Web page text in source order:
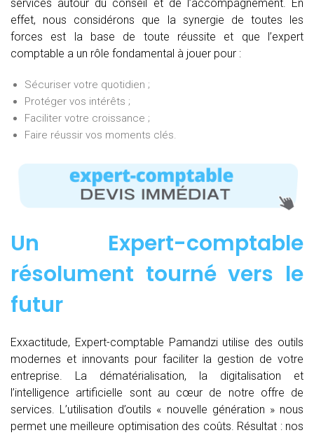
services autour du conseil et de l’accompagnement. En
effet, nous considérons que la synergie de toutes les
forces est la base de toute réussite et que l’expert
comptable a un rôle fondamental à jouer pour :
Sécuriser votre quotidien ;
Protéger vos intérêts ;
Faciliter votre croissance ;
Faire réussir vos moments clés.
Un Expert-comptable
résolument tourné vers le
futur
Exxactitude, Expert-comptable Pamandzi utilise des outils
modernes et innovants pour faciliter la gestion de votre
entreprise. La dématérialisation, la digitalisation et
l’intelligence artificielle sont au cœur de notre offre de
services. L’utilisation d’outils « nouvelle génération » nous
permet une meilleure optimisation des coûts. Résultat : nos